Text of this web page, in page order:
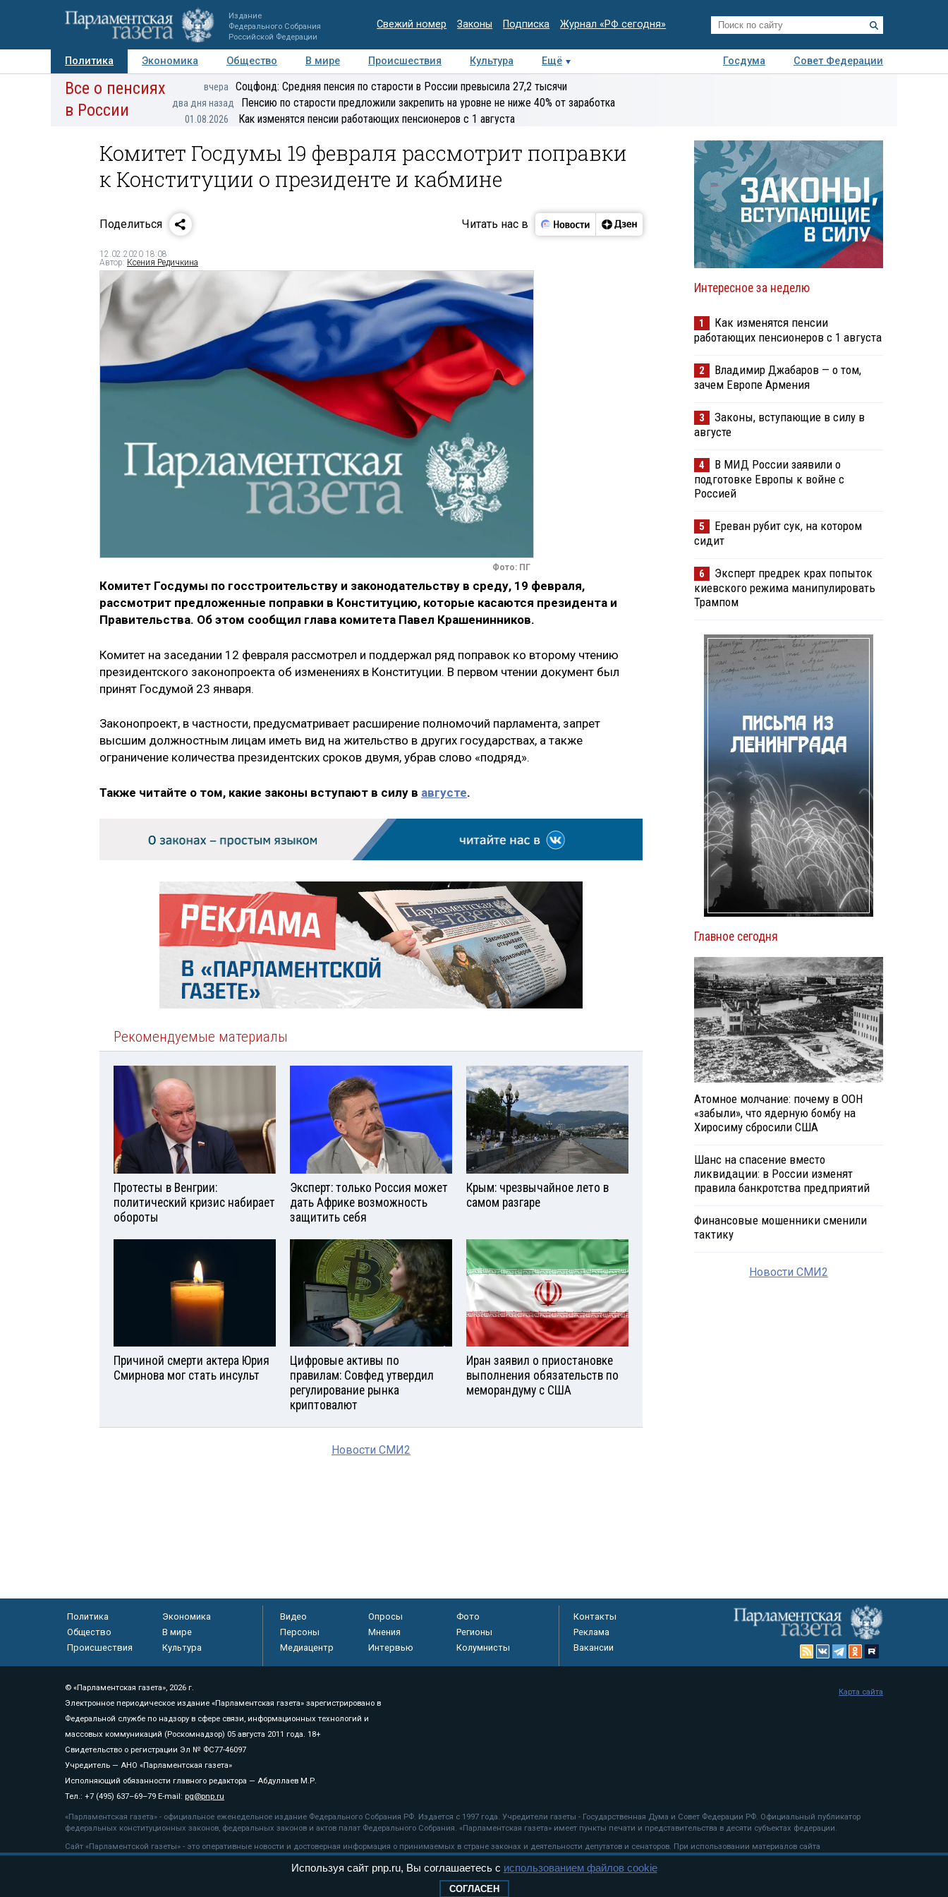
Издание
Федерального Собрания
Российской Федерации
Свежий номер Законы Подписка Журнал «РФ сегодня»
Политика Экономика Общество В мире Происшествия Культура Ещё Госдума
Совет Федерации
Авторы Персоны Мнения Регионы Медиацентр Интервью Колумнисты
экспертиза
Все о пенсиях
в России
вчера Соцфонд: Средняя пенсия по старости в России превысила 27,2 тысячи
два дня назад Пенсию по старости предложили закрепить на уровне не ниже 40% от заработка
01.08.2026 Как изменятся пенсии работающих пенсионеров с 1 августа
Комитет Госдумы 19 февраля рассмотрит поправки
к Конституции о президенте и кабмине
Поделиться Читать нас в
12.02.2020 18:08
Автор: Ксения Редичкина
Фото: ПГ
Комитет Госдумы по госстроительству и законодательству в среду, 19 февраля,
рассмотрит предложенные поправки в Конституцию, которые касаются президента и
Правительства. Об этом сообщил глава комитета Павел Крашенинников.
Комитет на заседании 12 февраля рассмотрел и поддержал ряд поправок ко второму чтению
президентского законопроекта об изменениях в Конституции. В первом чтении документ был
принят Госдумой 23 января.
Законопроект, в частности, предусматривает расширение полномочий парламента, запрет
высшим должностным лицам иметь вид на жительство в других государствах, а также
ограничение количества президентских сроков двумя, убрав слово «подряд».
Также читайте о том, какие законы вступают в силу в августе.
Рекомендуемые материалы
Протесты в Венгрии:
политический кризис набирает
обороты
Эксперт: только Россия может
дать Африке возможность
защитить себя
Крым: чрезвычайное лето в
самом разгаре
Причиной смерти актера Юрия
Смирнова мог стать инсульт
Цифровые активы по
правилам: Совфед утвердил
регулирование рынка
криптовалют
Иран заявил о приостановке
выполнения обязательств по
меморандуму с США
Новости СМИ2
Интересное за неделю
1
Как изменятся пенсии
работающих пенсионеров с 1 августа
2
Владимир Джабаров — о том,
зачем Европе Армения
3
Законы, вступающие в силу в
августе
4
В МИД России заявили о
подготовке Европы к войне с
Россией
5
Ереван рубит сук, на котором
сидит
6
Эксперт предрек крах попыток
киевского режима манипулировать
Трампом
Главное сегодня
Атомное молчание: почему в ООН
«забыли», что ядерную бомбу на
Хиросиму сбросили США
Шанс на спасение вместо
ликвидации: в России изменят
правила банкротства предприятий
Финансовые мошенники сменили
тактику
Новости СМИ2
Политика
Экономика
Общество
В мире
Происшествия
Культура
Видео Опросы
Фото
Персоны
Мнения
Регионы
Медиацентр
Интервью Колумнисты
Контакты
Реклама
Вакансии
© «Парламентская газета», 2026 г.
Электронное периодическое издание «Парламентская газета» зарегистрировано в
Федеральной службе по надзору в сфере связи, информационных технологий и
массовых коммуникаций (Роскомнадзор) 05 августа 2011 года. 18+
Свидетельство о регистрации Эл № ФС77-46097
Учредитель — АНО «Парламентская газета»
Исполняющий обязанности главного редактора — Абдуллаев М.Р.
Тел.: +7 (495) 637–69–79 E-mail: pg@pnp.ru
«Парламентская газета» - официальное еженедельное издание Федерального Собрания РФ. Издается с 1997 года. Учредители газеты - Государственная Дума и Совет Федерации РФ. Официальный публикатор
федеральных конституционных законов, федеральных законов и актов палат Федерального Собрания. «Парламентская газета» имеет пункты печати и представительства в десяти субъектах федерации.
Сайт «Парламентской газеты» - это оперативные новости и достоверная информация о принимаемых в стране законах и деятельности депутатов и сенаторов. При использовании материалов сайта
«Парламентской газеты» активная ссылка на pnp.ru обязательна.
рекомендательные технологии
Карта сайта
Используя сайт pnp.ru, Вы соглашаетесь с использованием файлов cookie
СОГЛАСЕН